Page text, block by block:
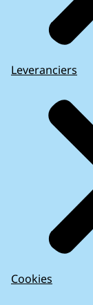
Leveranciers
Cookies